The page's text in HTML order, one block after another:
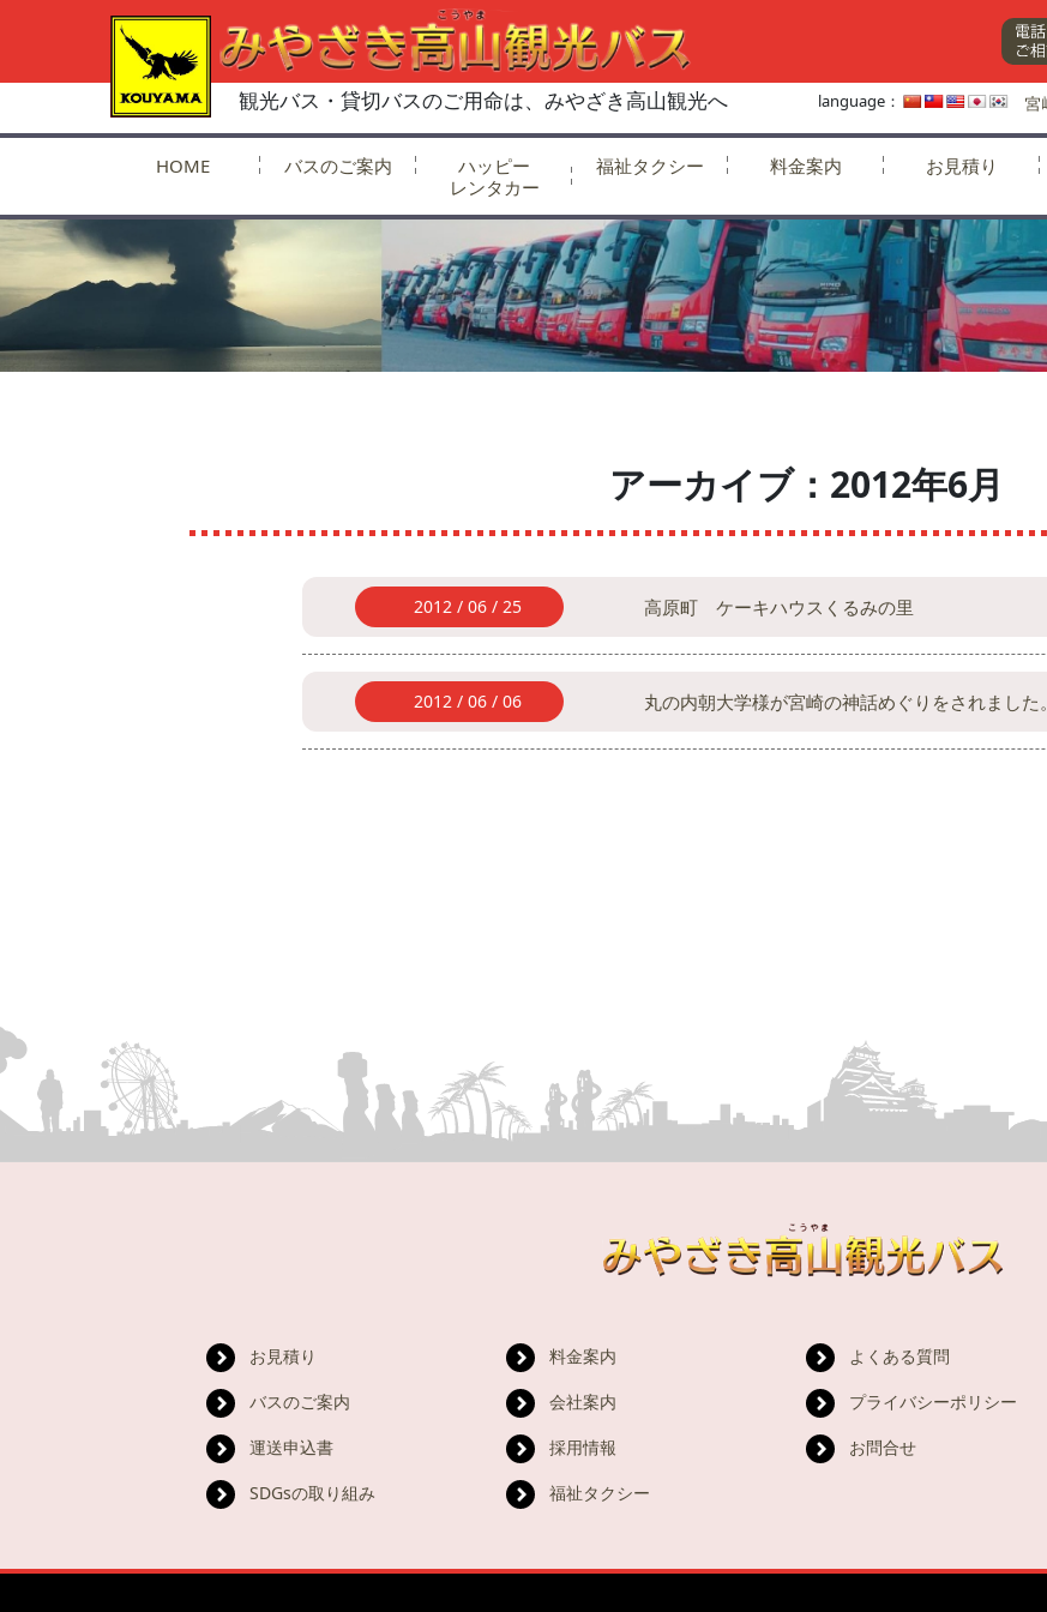
観光バス・貸切バスのご用命は、みやざき高山観光へ language：
HOME バスのご案内
ハッピー
レンタカー
福祉タクシー 料金案内 お見積り
アーカイブ：2012年6月
2012 / 06 / 25 高原町 ケーキハウスくるみの里
2012 / 06 / 06 丸の内朝大学様が宮崎の神話めぐりをされました。
お見積り 料金案内 よくある質問
バスのご案内
会社案内 プライバシーポリシー
運送申込書
採用情報 お問合せ
SDGsの取り組み
福祉タクシー